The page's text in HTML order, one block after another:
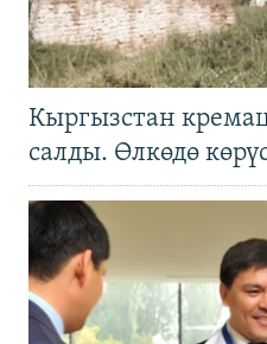
Кыргызстан
салды. Өлкөдө